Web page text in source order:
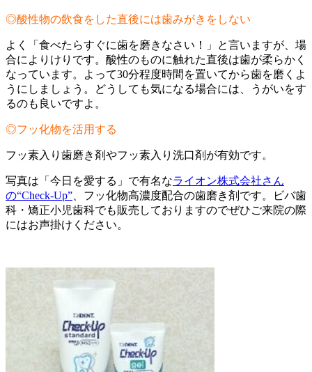
◎酸性物の飲食をした直後には歯みがきをしない
よく「食べたらすぐに歯を磨きなさい！」と言いますが、場
合によりけりです。酸性のものに触れた直後は歯が柔らかく
なっています。よって30分程度時間を置いてから歯を磨くよ
うにしましょう。どうしても気になる場合には、うがいをす
るのも良いですよ。
◎フッ化物を活用する
フッ素入り歯磨き剤やフッ素入り洗口剤が有効です。
写真は「今日を愛する」で有名なライオン株式会社さん
の“Check-Up” 、フッ化物高濃度配合の歯磨き剤です。ビバ歯
科・矯正小児歯科でも販売しておりますのでぜひご来院の際
にはお声掛けください。